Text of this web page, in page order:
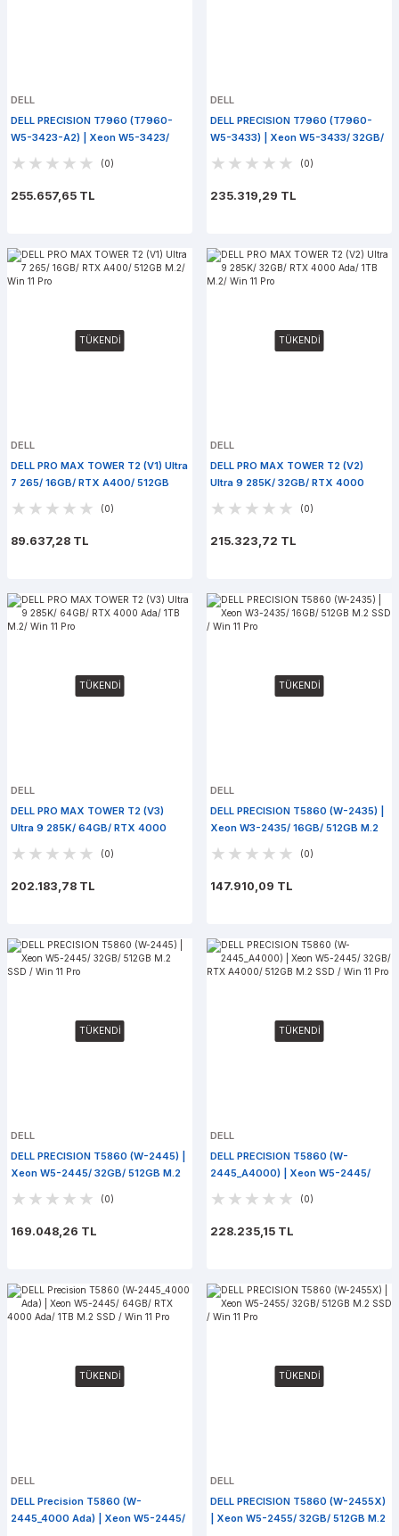
DELL
DELL PRECISION T7960 (T7960-
W5-3423-A2) | Xeon W5-3423/
Win 11 Pro
(0)
255.657,65 TL
DELL
DELL PRECISION T7960 (T7960-
W5-3433) | Xeon W5-3433/ 32GB/
(0)
235.319,29 TL
TÜKENDİ
DELL
DELL PRO MAX TOWER T2 (V1) Ultra
7 265/ 16GB/ RTX A400/ 512GB
(0)
89.637,28 TL
TÜKENDİ
DELL
DELL PRO MAX TOWER T2 (V2)
Ultra 9 285K/ 32GB/ RTX 4000
(0)
215.323,72 TL
TÜKENDİ
DELL
DELL PRO MAX TOWER T2 (V3)
Ultra 9 285K/ 64GB/ RTX 4000
(0)
202.183,78 TL
TÜKENDİ
DELL
DELL PRECISION T5860 (W-2435) |
Xeon W3-2435/ 16GB/ 512GB M.2
(0)
147.910,09 TL
TÜKENDİ
DELL
DELL PRECISION T5860 (W-2445) |
Xeon W5-2445/ 32GB/ 512GB M.2
(0)
169.048,26 TL
TÜKENDİ
DELL
DELL PRECISION T5860 (W-
2445_A4000) | Xeon W5-2445/
/ Win 11 Pro
(0)
228.235,15 TL
TÜKENDİ
DELL
DELL Precision T5860 (W-
2445_4000 Ada) | Xeon W5-2445/
TÜKENDİ
DELL
DELL PRECISION T5860 (W-2455X)
| Xeon W5-2455/ 32GB/ 512GB M.2